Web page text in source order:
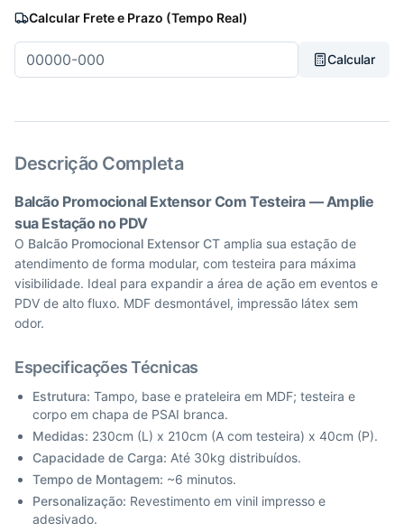
Calcular Frete e Prazo (Tempo Real)
Calcular
Descrição Completa
Balcão Promocional Extensor Com Testeira — Amplie
sua Estação no PDV
O Balcão Promocional Extensor CT amplia sua estação de
atendimento de forma modular, com testeira para máxima
visibilidade. Ideal para expandir a área de ação em eventos e
PDV de alto fluxo. MDF desmontável, impressão látex sem
odor.
Especificações Técnicas
Estrutura: Tampo, base e prateleira em MDF; testeira e
corpo em chapa de PSAI branca.
Medidas: 230cm (L) x 210cm (A com testeira) x 40cm (P).
Capacidade de Carga: Até 30kg distribuídos.
Tempo de Montagem: ~6 minutos.
Personalização: Revestimento em vinil impresso e
adesivado.